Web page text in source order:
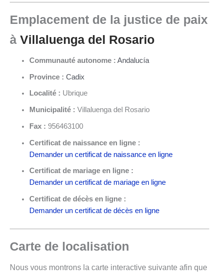
Emplacement de la justice de paix
à Villaluenga del Rosario
Communauté autonome : Andalucía
Province : Cadix
Localité : Ubrique
Municipalité : Villaluenga del Rosario
Fax : 956463100
Certificat de naissance en ligne :
Demander un certificat de naissance en ligne
Certificat de mariage en ligne :
Demander un certificat de mariage en ligne
Certificat de décès en ligne :
Demander un certificat de décès en ligne
Carte de localisation
Nous vous montrons la carte interactive suivante afin que